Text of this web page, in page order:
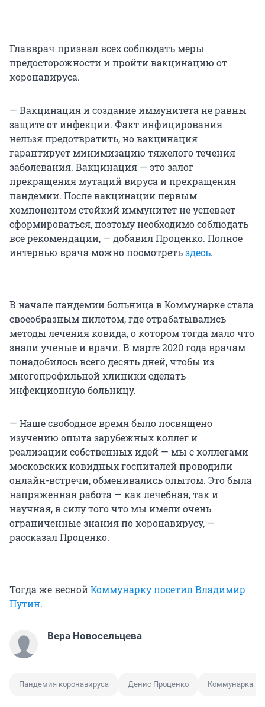
Главврач призвал всех соблюдать меры
предосторожности и пройти вакцинацию от
коронавируса.
— Вакцинация и создание иммунитета не равны
защите от инфекции. Факт инфицирования
нельзя предотвратить, но вакцинация
гарантирует минимизацию тяжелого течения
заболевания. Вакцинация — это залог
прекращения мутаций вируса и прекращения
пандемии. После вакцинации первым
компонентом стойкий иммунитет не успевает
сформироваться, поэтому необходимо соблюдать
все рекомендации, — добавил Проценко. Полное
интервью врача можно посмотретьздесь.
В начале пандемии больница в Коммунарке стала
своеобразным пилотом, где отрабатывались
методы лечения ковида, о котором тогда мало что
знали ученые и врачи. В марте 2020 года врачам
понадобилось всего десять дней, чтобы из
многопрофильной клиники сделать
инфекционную больницу.
— Наше свободное время было посвящено
изучению опыта зарубежных коллег и
реализации собственных идей — мы с коллегами
московских ковидных госпиталей проводили
онлайн-встречи, обменивались опытом. Это была
напряженная работа — как лечебная, так и
научная, в силу того что мы имели очень
ограниченные знания по коронавирусу, —
рассказал Проценко.
Тогда же веснойКоммунарку посетил Владимир
Путин.
Вера Новосельцева
Пандемия коронавируса Денис Проценко Коммунарка